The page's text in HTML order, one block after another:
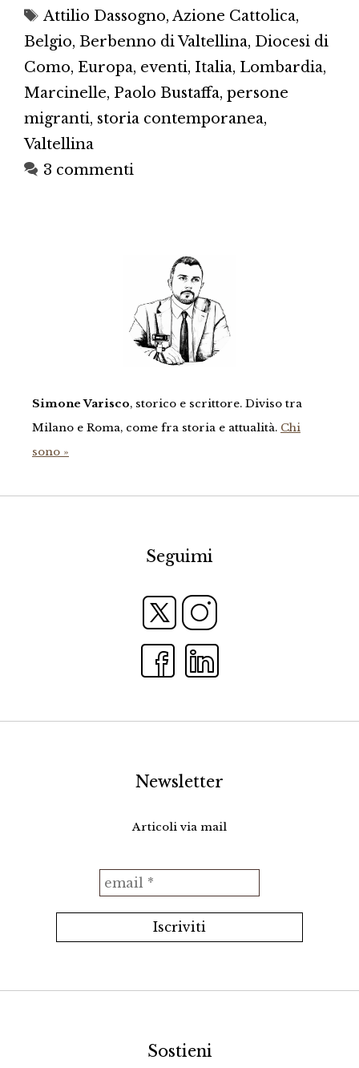
Tag
Attilio Dassogno, Azione Cattolica,
Belgio, Berbenno di Valtellina, Diocesi di
Como, Europa, eventi, Italia, Lombardia,
Marcinelle, Paolo Bustaffa, persone
migranti, storia contemporanea,
Valtellina
3 commenti
Simone Varisco, storico e scrittore. Diviso tra
Milano e Roma, come fra storia e attualità. Chi
sono »
Seguimi
Newsletter
Articoli via mail
Sostieni